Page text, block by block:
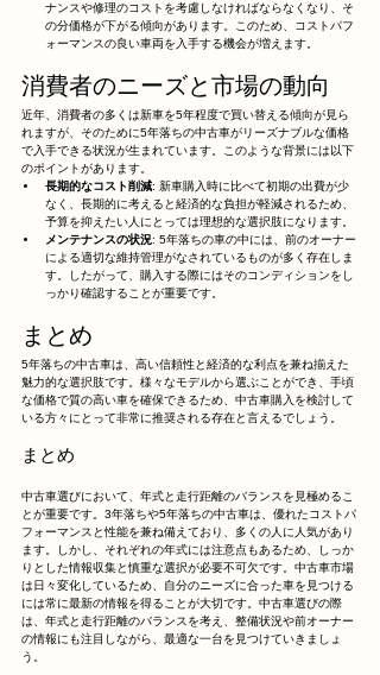
ナンスや修理のコストを考慮しなければならなくなり、そ
の分価格が下がる傾向があります。このため、コストパフ
ォーマンスの良い車両を入手する機会が増えます。
消費者のニーズと市場の動向
近年、消費者の多くは新車を5年程度で買い替える傾向が見ら
れますが、そのために5年落ちの中古車がリーズナブルな価格
で入手できる状況が生まれています。このような背景には以下
のポイントがあります。
長期的なコスト削減: 新車購入時に比べて初期の出費が少
なく、長期的に考えると経済的な負担が軽減されるため、
予算を抑えたい人にとっては理想的な選択肢になります。
メンテナンスの状況: 5年落ちの車の中には、前のオーナー
による適切な維持管理がなされているものが多く存在しま
す。したがって、購入する際にはそのコンディションをし
っかり確認することが重要です。
まとめ
5年落ちの中古車は、高い信頼性と経済的な利点を兼ね揃えた
魅力的な選択肢です。様々なモデルから選ぶことができ、手頃
な価格で質の高い車を確保できるため、中古車購入を検討して
いる方々にとって非常に推奨される存在と言えるでしょう。
まとめ
中古車選びにおいて、年式と走行距離のバランスを見極めるこ
とが重要です。3年落ちや5年落ちの中古車は、優れたコストパ
フォーマンスと性能を兼ね備えており、多くの人に人気があり
ます。しかし、それぞれの年式には注意点もあるため、しっか
りとした情報収集と慎重な選択が必要不可欠です。中古車市場
は日々変化しているため、自分のニーズに合った車を見つける
には常に最新の情報を得ることが大切です。中古車選びの際
は、年式と走行距離のバランスを考え、整備状況や前オーナー
の情報にも注目しながら、最適な一台を見つけていきましょ
う。